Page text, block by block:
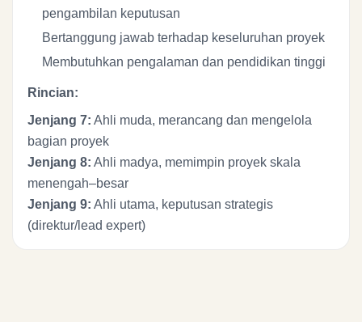
pengambilan keputusan
Bertanggung jawab terhadap keseluruhan proyek
Membutuhkan pengalaman dan pendidikan tinggi
Rincian:
Jenjang 7: Ahli muda, merancang dan mengelola
bagian proyek
Jenjang 8: Ahli madya, memimpin proyek skala
menengah–besar
Jenjang 9: Ahli utama, keputusan strategis
(direktur/lead expert)